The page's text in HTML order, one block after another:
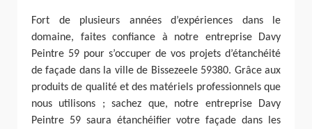
Fort de plusieurs années d’expériences dans le
domaine, faites confiance à notre entreprise Davy
Peintre 59 pour s’occuper de vos projets d’étanchéité
de façade dans la ville de Bissezeele 59380. Grâce aux
produits de qualité et des matériels professionnels que
nous utilisons ; sachez que, notre entreprise Davy
Peintre 59 saura étanchéifier votre façade dans les